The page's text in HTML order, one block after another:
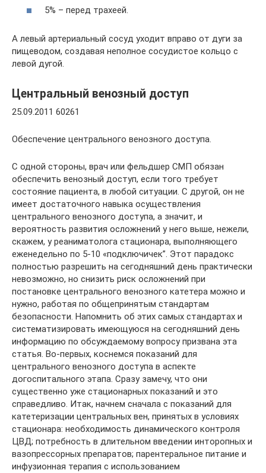
5% – перед трахеей.
А левый артериальный сосуд уходит вправо от дуги за
пищеводом, создавая неполное сосудистое кольцо с
левой дугой.
Центральный венозный доступ
25.09.2011 60261
Обеспечение центрального венозного доступа.
С одной стороны, врач или фельдшер СМП обязан
обеспечить венозный доступ, если того требует
состояние пациента, в любой ситуации. С другой, он не
имеет достаточного навыка осуществления
центрального венозного доступа, а значит, и
вероятность развития осложнений у него выше, нежели,
скажем, у реаниматолога стационара, выполняющего
еженедельно по 5-10 «подключичек”. Этот парадокс
полностью разрешить на сегодняшний день практически
невозможно, но снизить риск осложнений при
постановке центрального венозного катетера можно и
нужно, работая по общепринятым стандартам
безопасности. Напомнить об этих самых стандартах и
систематизировать имеющуюся на сегодняшний день
информацию по обсуждаемому вопросу призвана эта
статья. Во-первых, коснемся показаний для
центрального венозного доступа в аспекте
догоспитального этапа. Сразу замечу, что они
существенно уже стационарных показаний и это
справедливо. Итак, начнем сначала с показаний для
катетеризации центральных вен, принятых в условиях
стационара: необходимость динамического контроля
ЦВД; потребность в длительном введении инторопных и
вазопрессорных препаратов; парентеральное питание и
инфузионная терапия с использованием